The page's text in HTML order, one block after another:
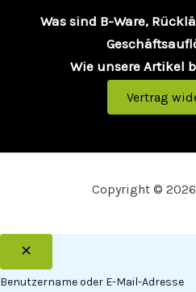
Was sind B-Ware,
Wie unsere Artikel
Vertrag
Copyright © 2026
Benutzername oder E-Mail-Adresse